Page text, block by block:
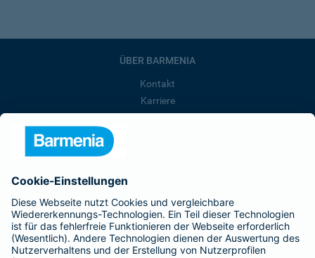
ÜBER BARMENIA
Kontakt
Karriere
Barmenia ist Teil der BarmeniaGothaer
BELIEBTE SEITEN
Kranken-Zusatzversicherung
Tierversicherungen